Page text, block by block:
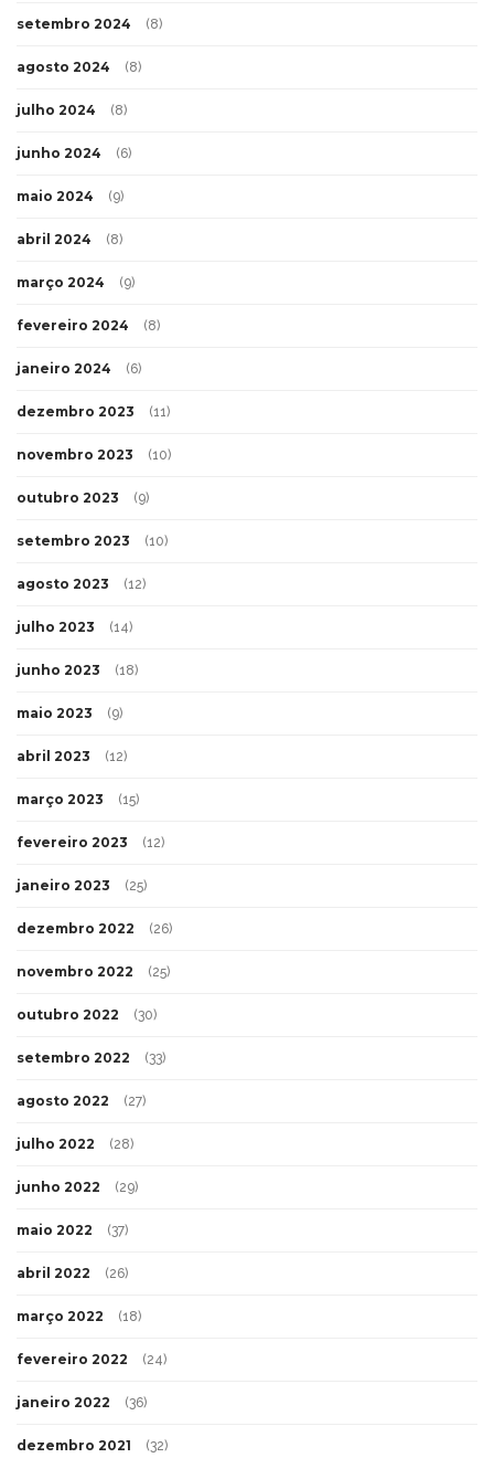
setembro 2024 (8)
agosto 2024 (8)
julho 2024 (8)
junho 2024 (6)
maio 2024 (9)
abril 2024 (8)
março 2024 (9)
fevereiro 2024 (8)
janeiro 2024 (6)
dezembro 2023 (11)
novembro 2023 (10)
outubro 2023 (9)
setembro 2023 (10)
agosto 2023 (12)
julho 2023 (14)
junho 2023 (18)
maio 2023 (9)
abril 2023 (12)
março 2023 (15)
fevereiro 2023 (12)
janeiro 2023 (25)
dezembro 2022 (26)
novembro 2022 (25)
outubro 2022 (30)
setembro 2022 (33)
agosto 2022 (27)
julho 2022 (28)
junho 2022 (29)
maio 2022 (37)
abril 2022 (26)
março 2022 (18)
fevereiro 2022 (24)
janeiro 2022 (36)
dezembro 2021 (32)